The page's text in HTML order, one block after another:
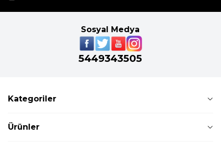
Sosyal Medya
5449343505
Kategoriler
Ürünler